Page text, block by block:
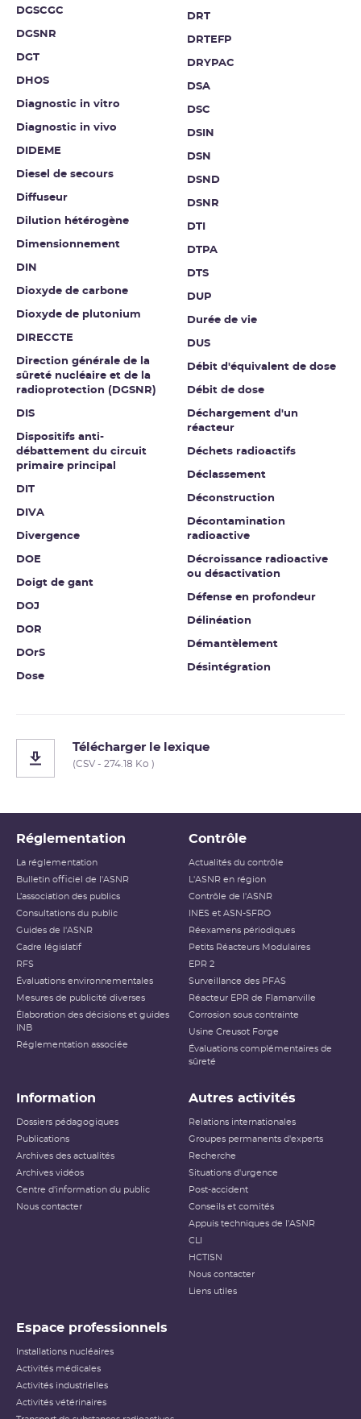
DGSCGC
DGSNR
DGT
DHOS
Diagnostic in vitro
Diagnostic in vivo
DIDEME
Diesel de secours
Diffuseur
Dilution hétérogène
Dimensionnement
DIN
Dioxyde de carbone
Dioxyde de plutonium
DIRECCTE
Direction générale de la
sûreté nucléaire et de la
radioprotection (DGSNR)
DIS
Dispositifs anti-
débattement du circuit
primaire principal
DIT
DIVA
Divergence
DOE
Doigt de gant
DOJ
DOR
DOrS
Dose
DRT
DRTEFP
DRYPAC
DSA
DSC
DSIN
DSN
DSND
DSNR
DTI
DTPA
DTS
DUP
Durée de vie
DUS
Débit d'équivalent de dose
Débit de dose
Déchargement d'un
réacteur
Déchets radioactifs
Déclassement
Déconstruction
Décontamination
radioactive
Décroissance radioactive
ou désactivation
Défense en profondeur
Délinéation
Démantèlement
Désintégration
Télécharger le lexique
(CSV - 274.18 Ko )
Réglementation
La réglementation
Bulletin officiel de l'ASNR
L’association des publics
Consultations du public
Guides de l'ASNR
Cadre législatif
RFS
Évaluations environnementales
Mesures de publicité diverses
Élaboration des décisions et guides
INB
Réglementation associée
Contrôle
Actualités du contrôle
L'ASNR en région
Contrôle de l'ASNR
INES et ASN-SFRO
Réexamens périodiques
Petits Réacteurs Modulaires
EPR 2
Surveillance des PFAS
Réacteur EPR de Flamanville
Corrosion sous contrainte
Usine Creusot Forge
Évaluations complémentaires de
sûreté
Information
Dossiers pédagogiques
Publications
Archives des actualités
Archives vidéos
Centre d'information du public
Nous contacter
Autres activités
Relations internationales
Groupes permanents d'experts
Recherche
Situations d'urgence
Post-accident
Conseils et comités
Appuis techniques de l'ASNR
CLI
HCTISN
Nous contacter
Liens utiles
Espace professionnels
Installations nucléaires
Activités médicales
Activités industrielles
Activités vétérinaires